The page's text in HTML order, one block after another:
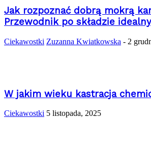
Jak rozpoznać dobrą mokrą
Przewodnik po składzie
Ciekawostki Zuzanna Kwiatkowska - 2
W jakim wieku kastracja
Ciekawostki 5 listopada, 2025